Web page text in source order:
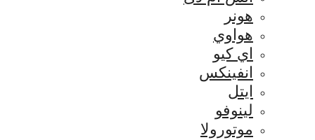
هونر
هواوي
اي كيو
انفينكس
ايتل
لينوفو
موتورولا